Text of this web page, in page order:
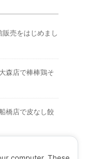
売をはじめまし
森店で棒棒鶏そ
橋店で皮なし餃